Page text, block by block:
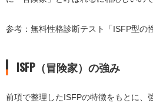
参考：無料性格診断テスト「ISFP型の
ISFP（冒険家）の強み
前項で整理したISFPの特徴をもとに、